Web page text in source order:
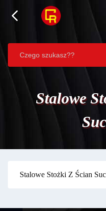
Stalowe
Stalowe Stożki Z Ścian